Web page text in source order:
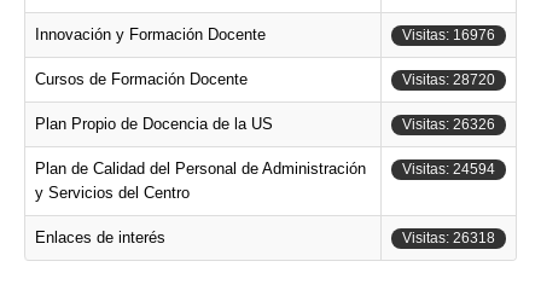
Innovación y Formación Docente Visitas: 16976
Cursos de Formación Docente Visitas: 28720
Plan Propio de Docencia de la US Visitas: 26326
Plan de Calidad del Personal de Administración
y Servicios del Centro
Visitas: 24594
Enlaces de interés Visitas: 26318